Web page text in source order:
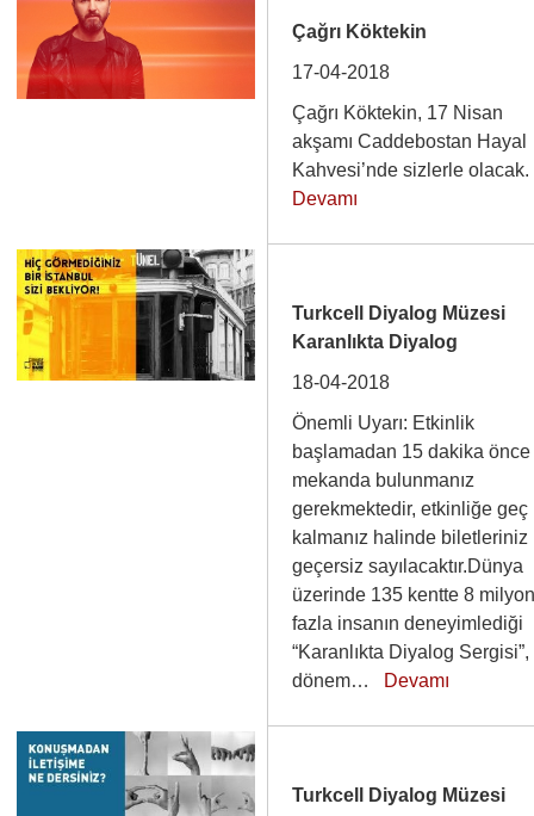
Çağrı Köktekin
17-04-2018
Çağrı Köktekin, 17 Nisan
akşamı Caddebostan Hayal
Kahvesi’nde sizlerle
Devamı
Turkcell Diyalog Müzesi
Karanlıkta Diyalog
18-04-2018
Önemli Uyarı: Etkinlik
başlamadan 15 dakika önce
mekanda bulunmanız
gerekmektedir, etkinliğe geç
kalmanız halinde biletleriniz
geçersiz sayılacaktır.Dünya
üzerinde 135 kentte 8
fazla insanın deneyimlediği
“Karanlıkta Diyalog
dönem… Devamı
Turkcell Diyalog Müzesi